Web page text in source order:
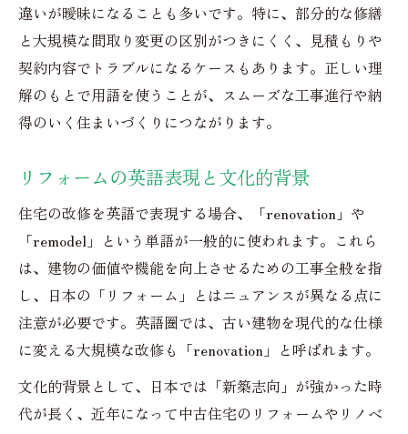
違いが曖昧になることも多いです。特に、部分的な修繕
と大規模な間取り変更の区別がつきにくく、見積もりや
契約内容でトラブルになるケースもあります。正しい理
解のもとで用語を使うことが、スムーズな工事進行や納
得のいく住まいづくりにつながります。
リフォームの英語表現と文化的背景
住宅の改修を英語で表現する場合、「renovation」や
「remodel」という単語が一般的に使われます。これら
は、建物の価値や機能を向上させるための工事全般を指
し、日本の「リフォーム」とはニュアンスが異なる点に
注意が必要です。英語圏では、古い建物を現代的な仕様
に変える大規模な改修も「renovation」と呼ばれます。
文化的背景として、日本では「新築志向」が強かった時
代が長く、近年になって中古住宅のリフォームやリノベ